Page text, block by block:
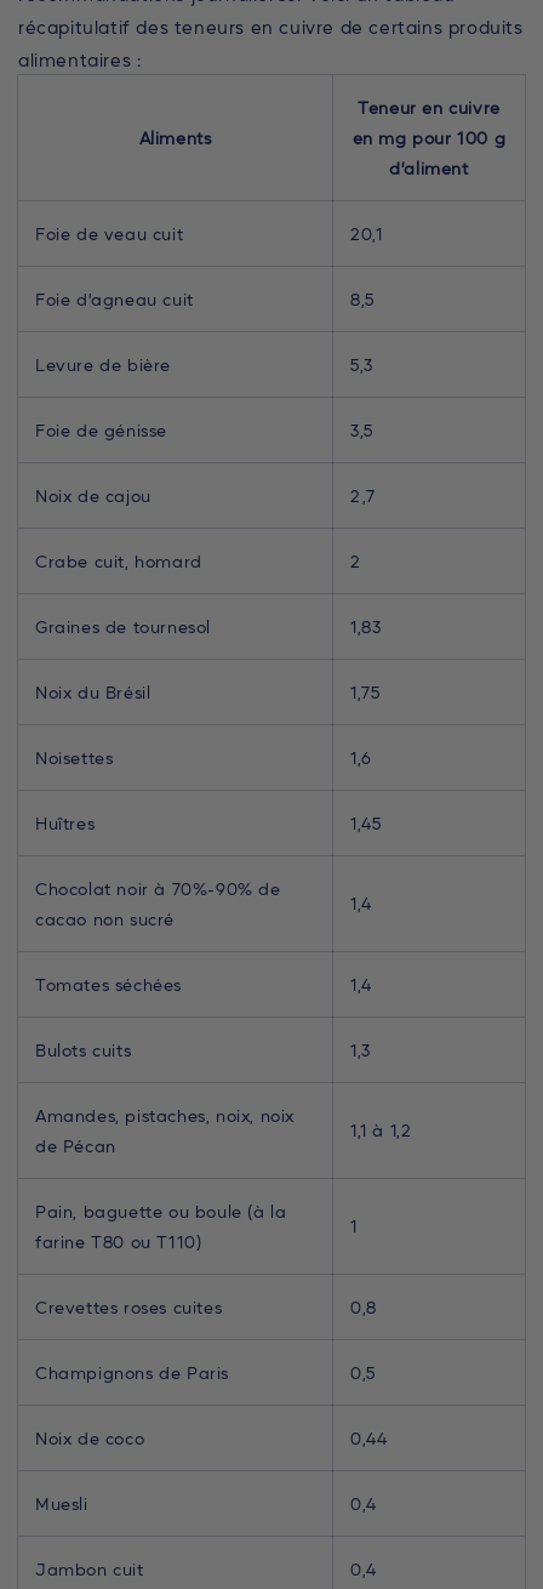
récapitulatif des teneurs en cuivre de certains produits
alimentaires :
Aliments
Teneur en cuivre
en mg pour 100 g
d’aliment
Foie de veau cuit 20,1
Foie d’agneau cuit 8,5
Levure de bière 5,3
Foie de génisse 3,5
Noix de cajou 2,7
Crabe cuit, homard 2
Graines de tournesol 1,83
Noix du Brésil 1,75
Noisettes 1,6
Huîtres 1,45
Chocolat noir à 70%-90% de
cacao non sucré
1,4
Tomates séchées 1,4
Bulots cuits 1,3
Amandes, pistaches, noix, noix
de Pécan
1,1 à 1,2
Pain, baguette ou boule (à la
farine T80 ou T110)
1
Crevettes roses cuites 0,8
Champignons de Paris 0,5
Noix de coco 0,44
Muesli 0,4
Jambon cuit 0,4